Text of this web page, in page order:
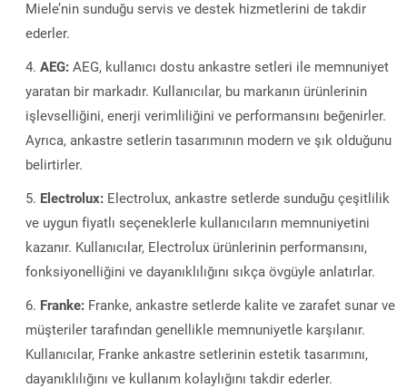
Miele’nin sunduğu servis ve destek hizmetlerini de takdir
ederler.
AEG: AEG, kullanıcı dostu ankastre setleri ile memnuniyet
yaratan bir markadır. Kullanıcılar, bu markanın ürünlerinin
işlevselliğini, enerji verimliliğini ve performansını beğenirler.
Ayrıca, ankastre setlerin tasarımının modern ve şık olduğunu
belirtirler.
Electrolux: Electrolux, ankastre setlerde sunduğu çeşitlilik
ve uygun fiyatlı seçeneklerle kullanıcıların memnuniyetini
kazanır. Kullanıcılar, Electrolux ürünlerinin performansını,
fonksiyonelliğini ve dayanıklılığını sıkça övgüyle anlatırlar.
Franke: Franke, ankastre setlerde kalite ve zarafet sunar ve
müşteriler tarafından genellikle memnuniyetle karşılanır.
Kullanıcılar, Franke ankastre setlerinin estetik tasarımını,
dayanıklılığını ve kullanım kolaylığını takdir ederler.